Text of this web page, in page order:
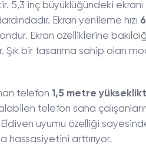
5,3 inç büyüklüğündeki
Ekran yenileme hızı
Ekran özelliklerine
Şık bir tasarıma sahip olan
telefon 1,5 metre
telefon saha
uyumu özelliği
hassasiyetini arttırıyor.